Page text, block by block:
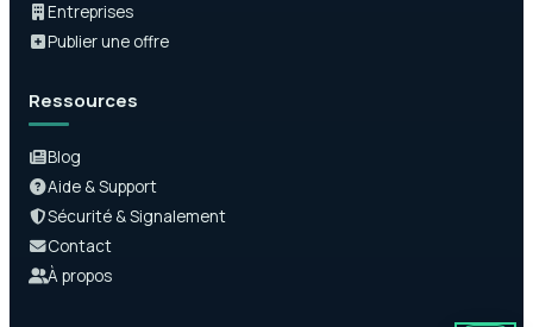
Entreprises
Publier une offre
Ressources
Blog
Aide & Support
Sécurité & Signalement
Contact
À propos